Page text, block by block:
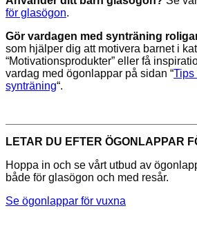
för glasögon.
Gör vardagen med synträning
som hjälper dig att motivera barnet i
“Motivationsprodukter” eller få
vardag med ögonlappar på sidan “Tips
synträning“.
LETAR DU EFTER ÖGONLAPPAR
Hoppa in och se vårt utbud av
både för glasögon och med resår.
Se ögonlappar för vuxna